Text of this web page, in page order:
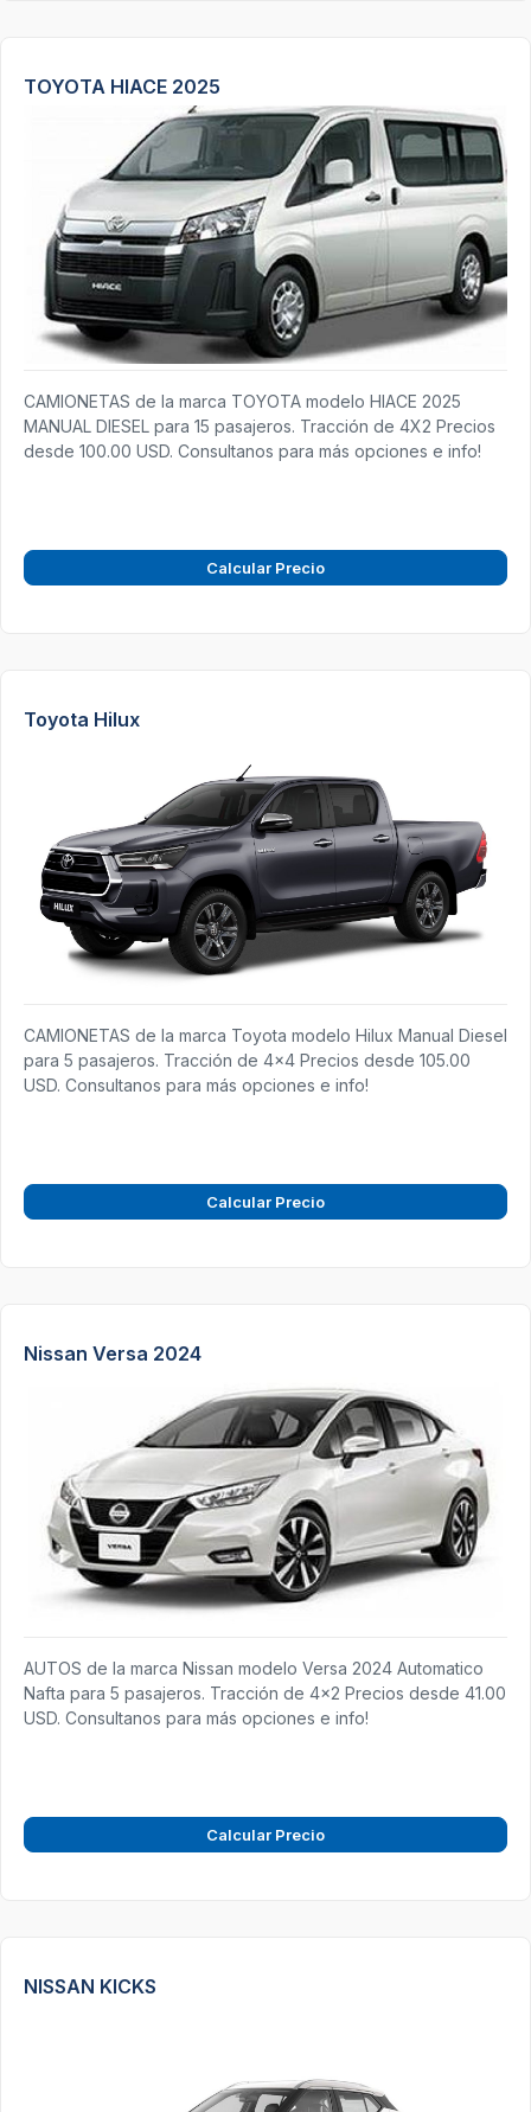
TOYOTA HIACE 2025
CAMIONETAS de la marca TOYOTA modelo HIACE 2025
MANUAL DIESEL para 15 pasajeros. Tracción de 4X2 Precios
desde 100.00 USD. Consultanos para más opciones e info!
Calcular Precio
Toyota Hilux
CAMIONETAS de la marca Toyota modelo Hilux Manual Diesel
para 5 pasajeros. Tracción de 4x4 Precios desde 105.00
USD. Consultanos para más opciones e info!
Calcular Precio
Nissan Versa 2024
AUTOS de la marca Nissan modelo Versa 2024 Automatico
Nafta para 5 pasajeros. Tracción de 4x2 Precios desde 41.00
USD. Consultanos para más opciones e info!
Calcular Precio
NISSAN KICKS